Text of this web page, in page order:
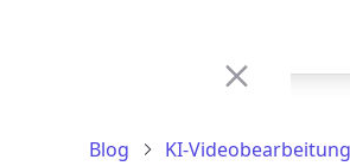
Blog KI-Videobearbeitung